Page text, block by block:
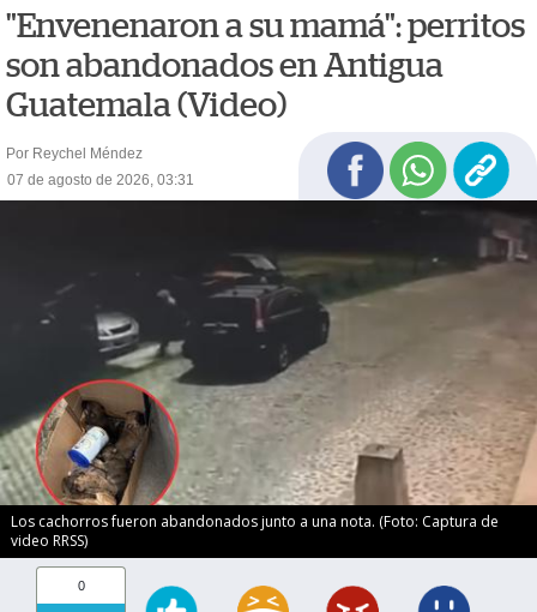
"Envenenaron a su mamá": perritos
son abandonados en Antigua
Guatemala (Video)
Por Reychel Méndez
07 de agosto de 2026, 03:31
Los cachorros fueron abandonados junto a una nota. (Foto: Captura de
video RRSS)
0